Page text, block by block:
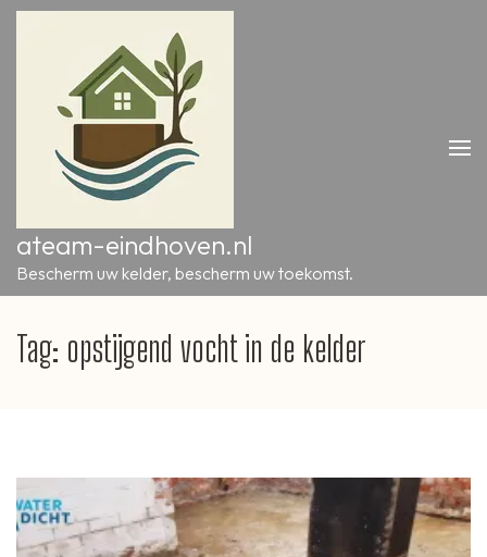
Ga
ateam-eindhoven.nl
Bescherm uw kelder, bescherm uw toekomst.
Tag: opstijgend vocht in de kelder